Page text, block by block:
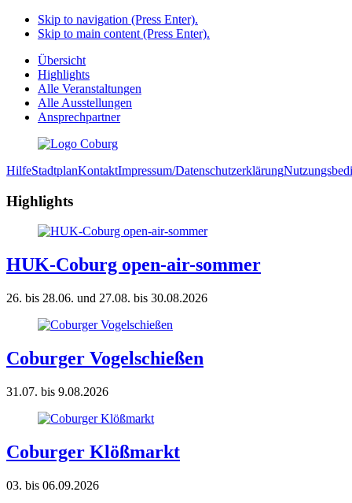
Skip to navigation (Press Enter).
Skip to main content (Press Enter).
Übersicht
Highlights
Alle Veranstaltungen
Alle Ausstellungen
Ansprechpartner
HilfeStadtplanKontaktImpressum/Datenschutzerklärung
Highlights
HUK-Coburg open-air-sommer
26. bis 28.06. und 27.08. bis 30.08.2026
Coburger Vogelschießen
31.07. bis 9.08.2026
Coburger Klößmarkt
03. bis 06.09.2026